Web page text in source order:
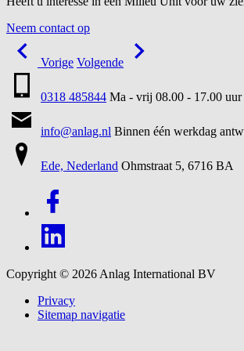
Neem contact op
Vorige Volgende
0318 485844 Ma - vrij 08.00 - 17.00 uur
info@anlag.nl Binnen één werkdag
Ede, Nederland Ohmstraat 5, 6716 BA
Copyright © 2026Anlag International BV
Privacy
Sitemap navigatie